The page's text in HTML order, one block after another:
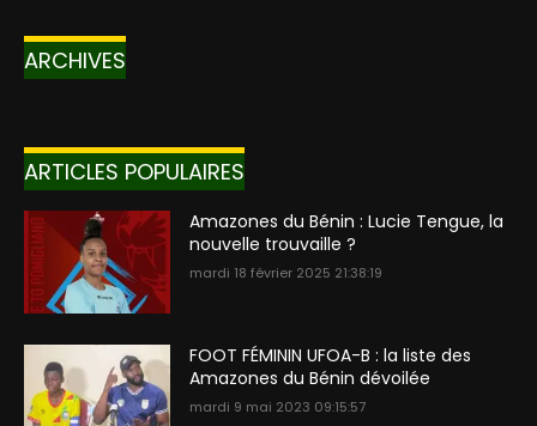
ARCHIVES
ARTICLES POPULAIRES
Amazones du Bénin : Lucie Tengue, la
nouvelle trouvaille ?
mardi 18 février 2025 21:38:19
FOOT FÉMININ UFOA-B : la liste des
Amazones du Bénin dévoilée
mardi 9 mai 2023 09:15:57